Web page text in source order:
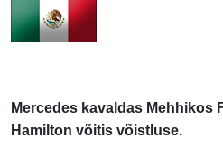
Mercedes kavaldas Mehhikos
Hamilton võitis võistluse.